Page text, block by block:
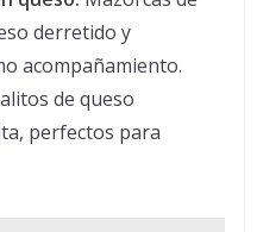
derretido y
acompañamiento.
de queso
perfectos para